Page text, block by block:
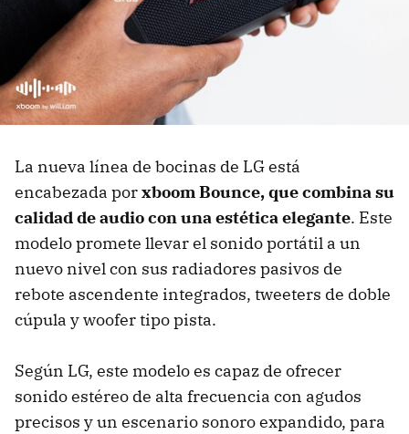
La nueva línea de bocinas de LG está
encabezada porxboom Bounce, que combina su
calidad de audio con una estética elegante. Este
modelo promete llevar el sonido portátil a un
nuevo nivel con sus radiadores pasivos de
rebote ascendente integrados, tweeters de doble
cúpula y woofer tipo pista.
Según LG, este modelo es capaz de ofrecer
sonido estéreo de alta frecuencia con agudos
precisos y un escenario sonoro expandido, para